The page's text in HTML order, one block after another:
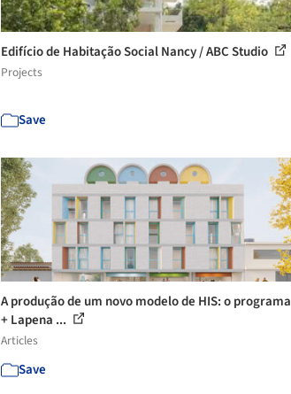
Edifício de Habitação Social Nancy / ABC Studio
Projects
Save
A produção de um novo modelo de HIS: o programa
+ Lapena ...
Articles
Save